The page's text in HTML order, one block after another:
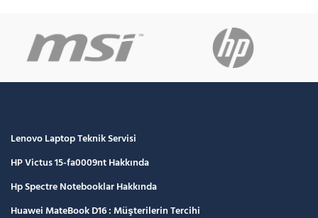
Lenovo Laptop Teknik Servisi
HP Victus 15-fa0009nt Hakkında
Hp Spectre Notebooklar Hakkında
Huawei MateBook D16 : Müşterilerin Tercihi